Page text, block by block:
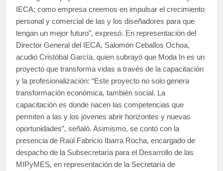
IECA; como empresa creemos en impulsar el crecimiento
personal y comercial de las y los diseñadores para que
tengan un mejor futuro”, expresó. En representación del
Director General del IECA, Salomón Ceballos Ochoa,
acudió Cristóbal García, quien subrayó que Moda In es un
proyecto que transforma vidas a través de la capacitación
y la profesionalización: “Este proyecto no solo genera
transformación económica, también social. La
capacitación es donde nacen las competencias que
permiten a las y los jóvenes abrir horizontes y nuevas
oportunidades”, señaló. Asimismo, se contó con la
presencia de Raúl Fabricio Ibarra Rocha, encargado de
despacho de la Subsecretaría para el Desarrollo de las
MIPyMES, en representación de la Secretaría de